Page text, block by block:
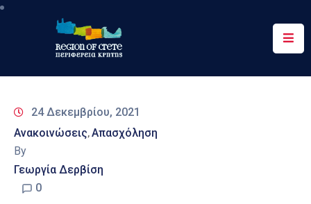
Περιφέρεια
&
Δράσεις
Ψηφιακές
24 Δεκεμβρίου, 2021
Ανακοινώσεις‚Απασχόληση
By
Γεωργία Δερβίση
0